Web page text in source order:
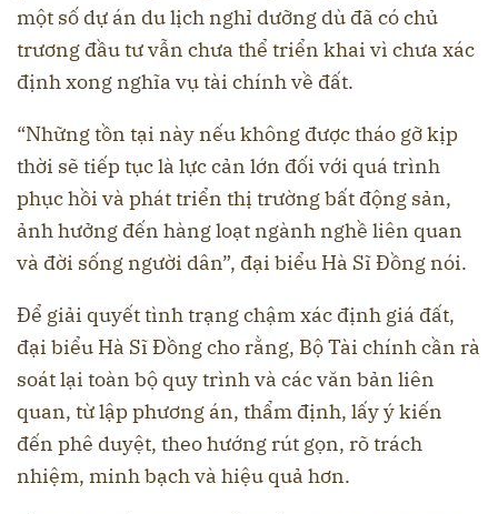
một số dự án du lịch nghỉ dưỡng dù đã có chủ
trương đầu tư vẫn chưa thể triển khai vì chưa xác
định xong nghĩa vụ tài chính về đất.
“Những tồn tại này nếu không được tháo gỡ kịp
thời sẽ tiếp tục là lực cản lớn đối với quá trình
phục hồi và phát triển thị trường bất động sản,
ảnh hưởng đến hàng loạt ngành nghề liên quan
và đời sống người dân”, đại biểu Hà Sĩ Đồng nói.
Để giải quyết tình trạng chậm xác định giá đất,
đại biểu Hà Sĩ Đồng cho rằng, Bộ Tài chính cần rà
soát lại toàn bộ quy trình và các văn bản liên
quan, từ lập phương án, thẩm định, lấy ý kiến
đến phê duyệt, theo hướng rút gọn, rõ trách
nhiệm, minh bạch và hiệu quả hơn.